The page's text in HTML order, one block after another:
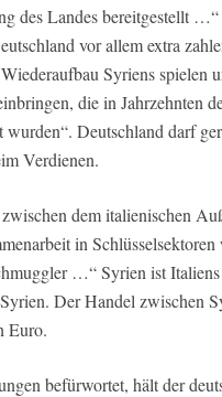
des Landes bereitgestellt
vor allem extra
Syriens spielen
die in Jahrzehnten
Deutschland darf
Verdienen.
dem italienischen
in
…“ Syrien ist
Der Handel zwischen
Euro.
befürwortet, hält der